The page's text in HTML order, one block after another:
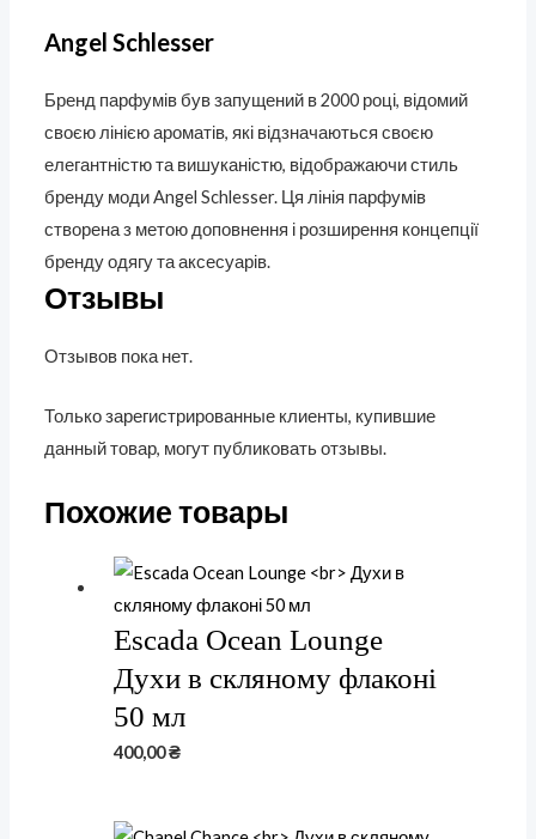
Angel Schlesser
Бренд парфумів був запущений в 2000 році, відомий
своєю лінією ароматів, які відзначаються своєю
елегантністю та вишуканістю, відображаючи стиль
бренду моди Angel Schlesser. Ця лінія парфумів
створена з метою доповнення і розширення концепції
бренду одягу та аксесуарів.
Отзывы
Отзывов пока нет.
Только зарегистрированные клиенты, купившие
данный товар, могут публиковать отзывы.
Похожие товары
Escada Ocean Lounge
Духи в скляному флаконі
50 мл
400,00₴